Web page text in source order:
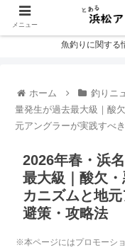
魚釣りに関する
ホーム 釣りニ
量発生が過去最大級｜酸
元アングラーが実践すべ
2026年春・浜
最大級｜酸欠
カニズムと地
避策・攻略法
※本ページにはプロモーシ
メニュー